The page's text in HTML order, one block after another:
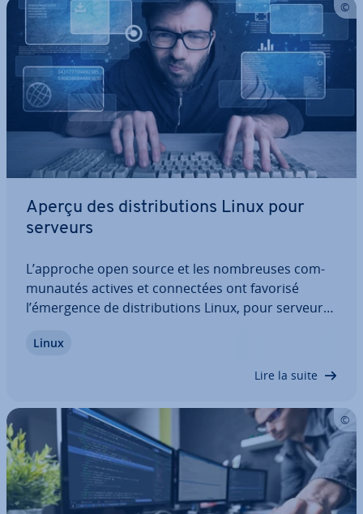
Aperçu des dis­tri­bu­tions Linux pour
serveurs
L’approche open source et les nom­breuses com­
mu­nau­tés actives et con­nec­tées ont favorisé
l’émergence de dis­tri­bu­tions Linux, pour serveur
meil­leures solutions, avec leurs avantages et leurs
Linux
Lire la suite